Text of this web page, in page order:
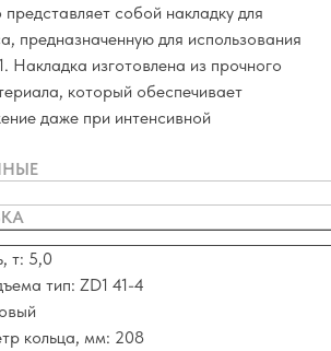
собой накладку для
предназначенную для использования
Накладка изготовлена из прочного
который обеспечивает
даже при интенсивной
т: 5,0
тип: ZD1 41-4
кольца, мм: 208